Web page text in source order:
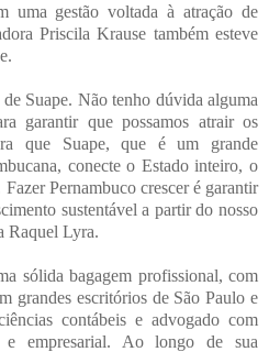
uma gestão voltada à atração de
Priscila Krause também esteve
Suape. Não tenho dúvida alguma
garantir que possamos atrair os
que Suape, que é um grande
conecte o Estado inteiro, o
Pernambuco crescer é garantir
sustentável a partir do nosso
Raquel Lyra.
sólida bagagem profissional, com
grandes escritórios de São Paulo e
contábeis e advogado com
e empresarial. Ao longo de sua